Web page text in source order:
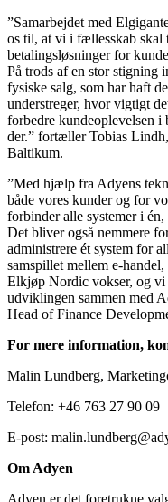
”Samarbejdet med
os til, at vi i fællesskab
betalingsløsninger for
På trods af en stor stigning
fysiske salg, som har haft
understreger, hvor vigtigt
forbedre kundeoplevelsen i
der.” fortæller Tobias
Baltikum.
”Med hjælp fra Adyens
både vores kunder og for
forbinder alle systemer i
Det bliver også nemmere
administrere ét system for
samspillet mellem e-
Elkjøp Nordic vokser, og vi
udviklingen sammen med
Head of Finance
For mere information,
Malin Lundberg,
Telefon: +46 763 27 90 09
E-post:
Om Adyen
Adyen er det foretrukne